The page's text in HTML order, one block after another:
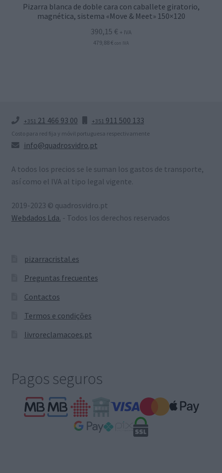
Pizarra blanca de doble cara con caballete giratorio,
magnética, sistema «Move & Meet» 150×120
390,15 € + IVA
479,88 € con IVA
+351 21 466 93 00 +351 911 500 133
Costo para red fija y móvil portuguesa respectivamente
info@quadrosvidro.pt
A todos los precios se le suman los gastos de transporte,
así como el IVA al tipo legal vigente.
2019-2023 © quadrosvidro.pt
Webdados Lda. - Todos los derechos reservados
pizarracristal.es
Preguntas frecuentes
Contactos
Termos e condições
livroreclamacoes.pt
Pagos seguros